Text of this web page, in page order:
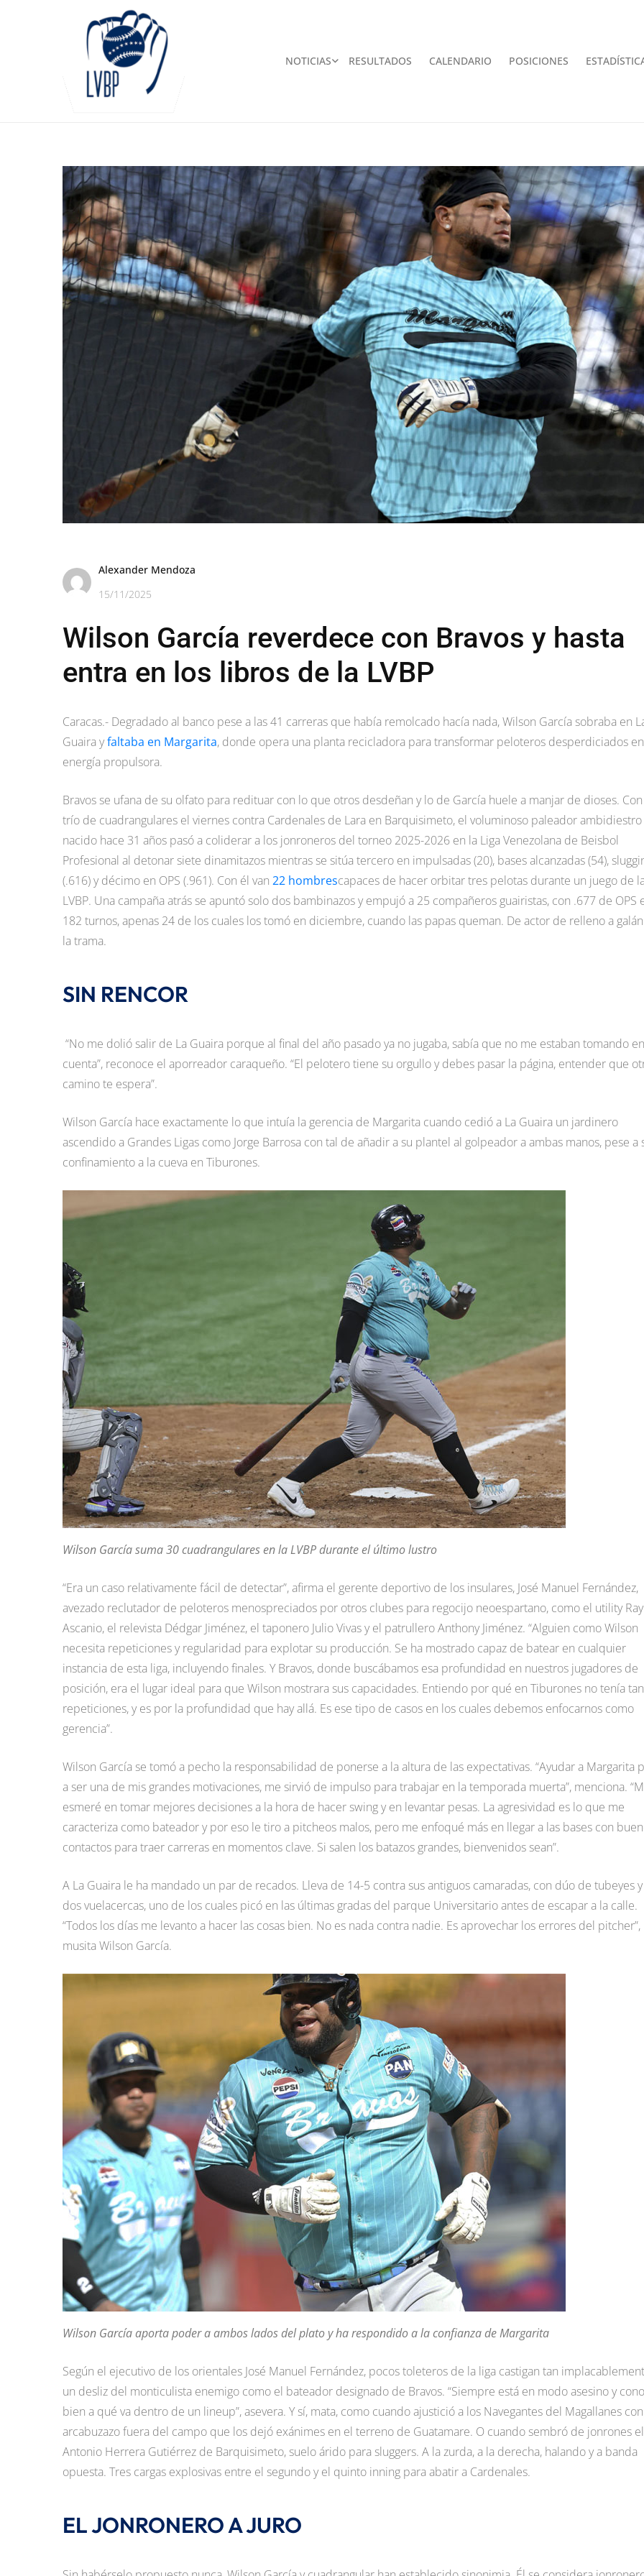
NOTICIAS RESULTADOS CALENDARIO POSICIONES
Alexander Mendoza
15/11/2025
Wilson García reverdece con Bravos y hasta
entra en los libros de la LVBP
Caracas.- Degradado al banco pese a las 41 carreras que había remolcado hacía nada, Wilson García sobraba en
Guaira yfaltaba en Margarita, donde opera una planta recicladora para transformar peloteros desperdiciados en
energía propulsora.
Bravos se ufana de su olfato para redituar con lo que otros desdeñan y lo de García huele a manjar de dioses.
trío de cuadrangulares el viernes contra Cardenales de Lara en Barquisimeto, el voluminoso paleador ambidiestro
nacido hace 31 años pasó a coliderar a los jonroneros del torneo 2025-2026 en la Liga Venezolana de Beisbol
Profesional al detonar siete dinamitazos mientras se sitúa tercero en impulsadas (20), bases alcanzadas (54),
(.616) y décimo en OPS (.961). Con él van 22 hombrescapaces de hacer orbitar tres pelotas durante un juego de
LVBP. Una campaña atrás se apuntó solo dos bambinazos y empujó a 25 compañeros guairistas, con .677 de OPS
182 turnos, apenas 24 de los cuales los tomó en diciembre, cuando las papas queman. De actor de relleno a
la trama.
SIN RENCOR
“No me dolió salir de La Guaira porque al final del año pasado ya no jugaba, sabía que no me estaban tomando en
cuenta”, reconoce el aporreador caraqueño. “El pelotero tiene su orgullo y debes pasar la página, entender que
camino te espera”.
Wilson García hace exactamente lo que intuía la gerencia de Margarita cuando cedió a La Guaira un jardinero
ascendido a Grandes Ligas como Jorge Barrosa con tal de añadir a su plantel al golpeador a ambas manos, pese a
confinamiento a la cueva en Tiburones.
Wilson García suma 30 cuadrangulares en la LVBP durante el último lustro
“Era un caso relativamente fácil de detectar”, afirma el gerente deportivo de los insulares, José Manuel Fernández,
avezado reclutador de peloteros menospreciados por otros clubes para regocijo neoespartano, como el utility
Ascanio, el relevista Dédgar Jiménez, el taponero Julio Vivas y el patrullero Anthony Jiménez. “Alguien como Wilson
necesita repeticiones y regularidad para explotar su producción. Se ha mostrado capaz de batear en cualquier
instancia de esta liga, incluyendo finales. Y Bravos, donde buscábamos esa profundidad en nuestros jugadores de
posición, era el lugar ideal para que Wilson mostrara sus capacidades. Entiendo por qué en Tiburones no tenía
repeticiones, y es por la profundidad que hay allá. Es ese tipo de casos en los cuales debemos enfocarnos como
gerencia”.
Wilson García se tomó a pecho la responsabilidad de ponerse a la altura de las expectativas. “Ayudar a Margarita
a ser una de mis grandes motivaciones, me sirvió de impulso para trabajar en la temporada muerta”, menciona.
esmeré en tomar mejores decisiones a la hora de hacer swing y en levantar pesas. La agresividad es lo que me
caracteriza como bateador y por eso le tiro a pitcheos malos, pero me enfoqué más en llegar a las bases con
contactos para traer carreras en momentos clave. Si salen los batazos grandes, bienvenidos sean”.
A La Guaira le ha mandado un par de recados. Lleva de 14-5 contra sus antiguos camaradas, con dúo de tubeyes y
dos vuelacercas, uno de los cuales picó en las últimas gradas del parque Universitario antes de escapar a la calle.
“Todos los días me levanto a hacer las cosas bien. No es nada contra nadie. Es aprovechar los errores del pitcher”,
musita Wilson García.
Wilson García aporta poder a ambos lados del plato y ha respondido a la confianza de Margarita
Según el ejecutivo de los orientales José Manuel Fernández, pocos toleteros de la liga castigan tan
un desliz del monticulista enemigo como el bateador designado de Bravos. “Siempre está en modo asesino y
bien a qué va dentro de un lineup”, asevera. Y sí, mata, como cuando ajustició a los Navegantes del Magallanes
arcabuzazo fuera del campo que los dejó exánimes en el terreno de Guatamare. O cuando sembró de jonrones el
Antonio Herrera Gutiérrez de Barquisimeto, suelo árido para sluggers. A la zurda, a la derecha, halando y a banda
opuesta. Tres cargas explosivas entre el segundo y el quinto inning para abatir a Cardenales.
EL JONRONERO A JURO